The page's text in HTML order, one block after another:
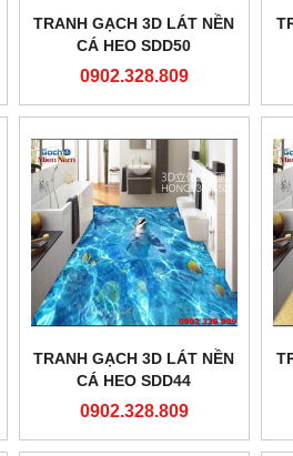
TRANH GẠCH 3D LÁT NỀN
CÁ HEO SDD50
0902.328.809
TRANH GẠCH 3D LÁT NỀN
CÁ HEO SDD44
0902.328.809